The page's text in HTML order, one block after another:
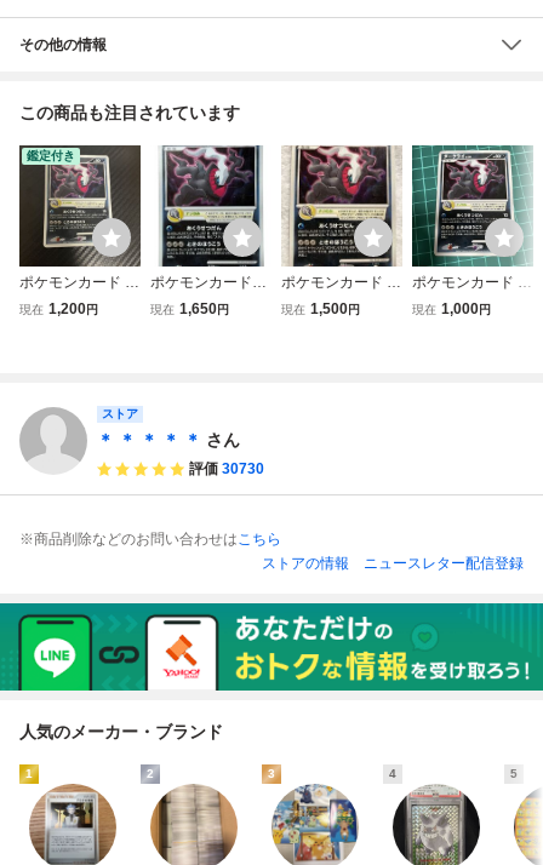
その他の情報
この商品も注目されています
鑑定付き
ポケモンカード ダ
ークライ LV.50 04
現在 1,200円
ポケモンカード◆
ダークライ Lv.50
現在 1,650円
ポケモンカード ダ
ークライ LV.50 H
現在 1,500円
ポケモンカード ダ
ークライ LV.50 04
現在 1,000円
ストア
＊ ＊ ＊ ＊ ＊ さん
評価 30730
※商品削除などのお問い合わせはこちら
ストアの情報
ニュースレター配信登録
人気のメーカー・ブランド
1 2 3 4 5